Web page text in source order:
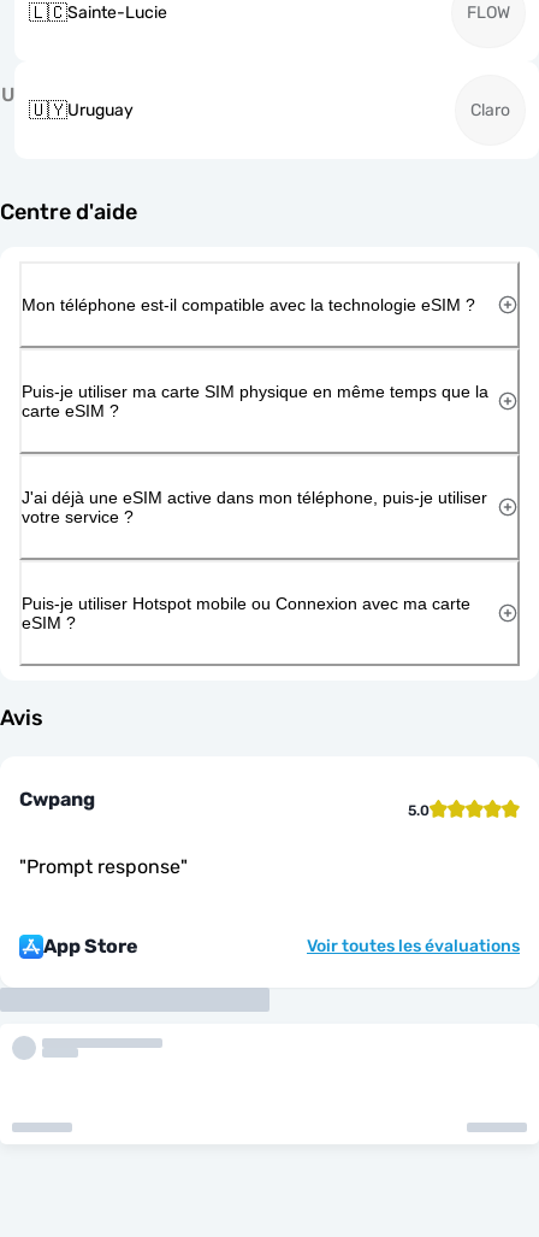
🇱🇨Sainte-Lucie FLOW
U
🇺🇾Uruguay Claro
Centre d'aide
Mon téléphone est-il compatible avec la technologie eSIM ?
Puis-je utiliser ma carte SIM physique en même temps que la
carte eSIM ?
J'ai déjà une eSIM active dans mon téléphone, puis-je utiliser
votre service ?
Puis-je utiliser Hotspot mobile ou Connexion avec ma carte
eSIM ?
Avis
Cwpang 5.0
"Prompt response"
App Store Voir toutes les évaluations